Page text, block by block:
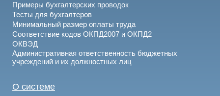
Примеры бухгалтерских проводок
Тесты для бухгалтеров
Минимальный размер оплаты труда
Соответствие кодов ОКПД2007 и ОКПД2
ОКВЭД
Административная ответственность бюджетных
учреждений и их должностных лиц
О системе